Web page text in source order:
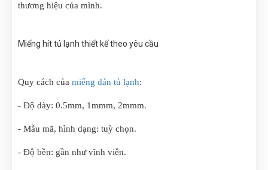
thương hiệu của mình.
Miếng hít tủ lạnh thiết kế theo yêu cầu
Quy cách của miếng dán tủ lạnh:
- Độ dày: 0.5mm, 1mmm, 2mmm.
- Mẫu mã, hình dạng: tuỳ chọn.
- Độ bền: gần như vĩnh viễn.